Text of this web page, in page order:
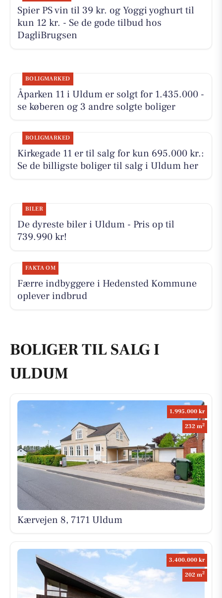
Spier PS vin til 39 kr. og Yoggi yoghurt til
kun 12 kr. - Se de gode tilbud hos
DagliBrugsen
BOLIGMARKED
Åparken 11 i Uldum er solgt for 1.435.000 -
se køberen og 3 andre solgte boliger
BOLIGMARKED
Kirkegade 11 er til salg for kun 695.000 kr.:
Se de billigste boliger til salg i Uldum her
BILER
De dyreste biler i Uldum - Pris op til
739.990 kr!
FAKTA OM
Færre indbyggere i Hedensted Kommune
oplever indbrud
BOLIGER TIL SALG I
ULDUM
1.995.000 kr
232 m2
Kærvejen 8, 7171 Uldum
3.400.000 kr
202 m2